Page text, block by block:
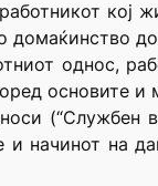
кој
домаќинство
однос,
основите
(“Службен
начинот на